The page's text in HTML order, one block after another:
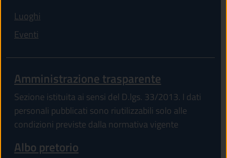
Luoghi
Eventi
Amministrazione trasparente
Sezione istituita ai sensi del D.lgs. 33/2013. I dati
personali pubblicati sono riutilizzabili solo alle
condizioni previste dalla normativa vigente
Albo pretorio